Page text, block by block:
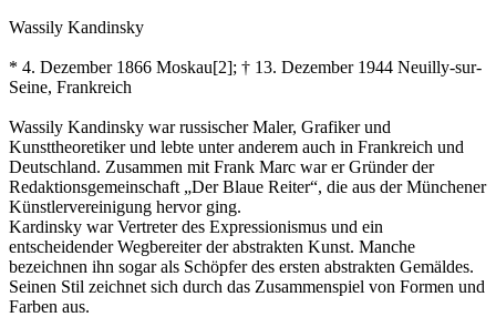
Wassily Kandinsky
* 4. Dezember 1866 Moskau[2]; † 13. Dezember 1944 Neuilly-sur-
Seine, Frankreich
Wassily Kandinsky war russischer Maler, Grafiker und
Kunsttheoretiker und lebte unter anderem auch in Frankreich und
Deutschland. Zusammen mit Frank Marc war er Gründer der
Redaktionsgemeinschaft „Der Blaue Reiter“, die aus der Münchener
Künstlervereinigung hervor ging.
Kardinsky war Vertreter des Expressionismus und ein
entscheidender Wegbereiter der abstrakten Kunst. Manche
bezeichnen ihn sogar als Schöpfer des ersten abstrakten Gemäldes.
Seinen Stil zeichnet sich durch das Zusammenspiel von Formen und
Farben aus.